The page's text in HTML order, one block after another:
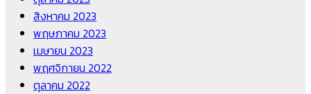
สิงหาคม 2023
พฤษภาคม 2023
เมษายน 2023
พฤศจิกายน 2022
ตุลาคม 2022